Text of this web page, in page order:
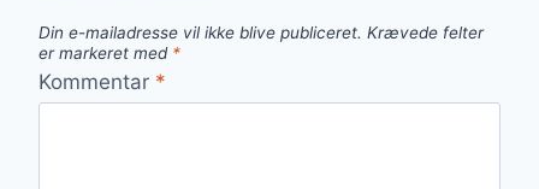
Din e-mailadresse vil ikke blive publiceret. Krævede felter
er markeret med *
Kommentar *